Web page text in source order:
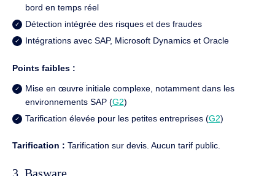
bord en temps réel
Détection intégrée des risques et des fraudes
Intégrations avec SAP, Microsoft Dynamics et Oracle
Points faibles :
Mise en œuvre initiale complexe, notamment dans les
environnements SAP (G2)
Tarification élevée pour les petites entreprises (G2)
Tarification : Tarification sur devis. Aucun tarif public.
3. Basware